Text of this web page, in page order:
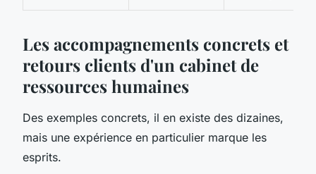
Les accompagnements concrets et
retours clients d'un cabinet de
ressources humaines
Des exemples concrets, il en existe des dizaines,
mais une expérience en particulier marque les
esprits.